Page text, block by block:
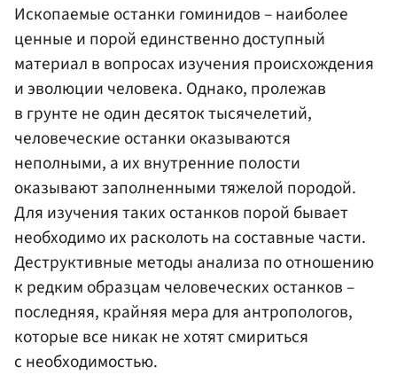
Ископаемые останки гоминидов – наиболее
ценные и порой единственно доступный
материал в вопросах изучения происхождения
и эволюции человека. Однако, пролежав
в грунте не один десяток тысячелетий,
человеческие останки оказываются
неполными, а их внутренние полости
оказывают заполненными тяжелой породой.
Для изучения таких останков порой бывает
необходимо их расколоть на составные части.
Деструктивные методы анализа по отношению
к редким образцам человеческих останков –
последняя, крайняя мера для антропологов,
которые все никак не хотят смириться
с необходимостью.